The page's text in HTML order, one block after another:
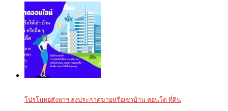
โปรโมทอสังหาฯ ลงประกาศขายหรือเช่าบ้าน คอนโด ที่ดิน